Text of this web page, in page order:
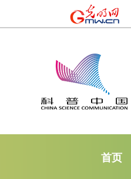
首页